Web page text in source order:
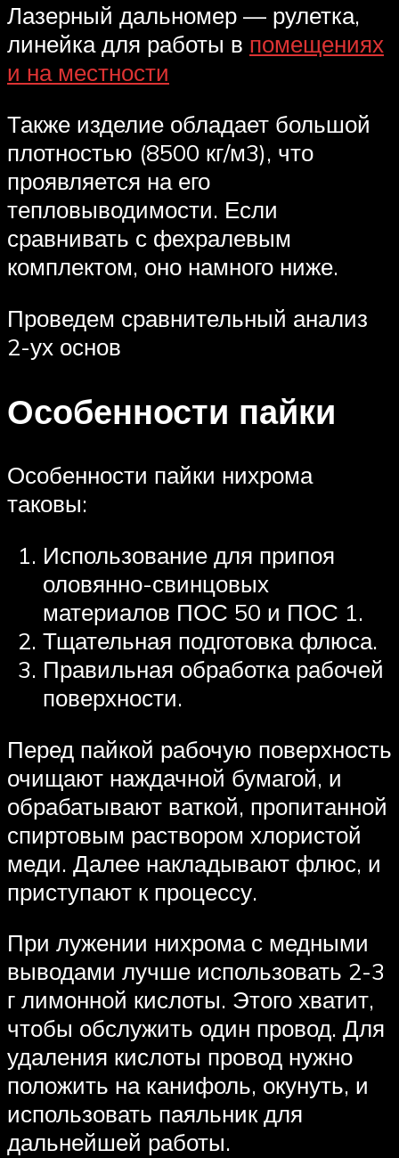
Лазерный дальномер — рулетка,
линейка для работы в помещениях
и на местности
Также изделие обладает большой
плотностью (8500 кг/м3), что
проявляется на его
тепловыводимости. Если
сравнивать с фехралевым
комплектом, оно намного ниже.
Проведем сравнительный анализ
2-ух основ
Особенности пайки
Особенности пайки нихрома
таковы:
Использование для припоя
оловянно-свинцовых
материалов ПОС 50 и ПОС 1.
Тщательная подготовка флюса.
Правильная обработка рабочей
поверхности.
Перед пайкой рабочую поверхность
очищают наждачной бумагой, и
обрабатывают ваткой, пропитанной
спиртовым раствором хлористой
меди. Далее накладывают флюс, и
приступают к процессу.
При лужении нихрома с медными
выводами лучше использовать 2-3
г лимонной кислоты. Этого хватит,
чтобы обслужить один провод. Для
удаления кислоты провод нужно
положить на канифоль, окунуть, и
использовать паяльник для
дальнейшей работы.